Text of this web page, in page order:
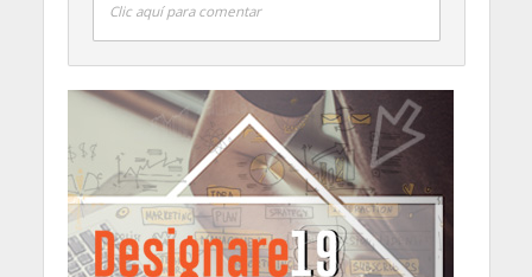
Clic aquí para comentar